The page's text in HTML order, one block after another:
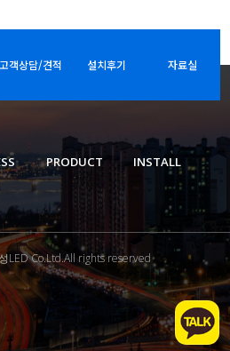
고객상담/견적 설치후기 자료실
PRODUCT INSTALL
LED Co.Ltd.All rights reserved